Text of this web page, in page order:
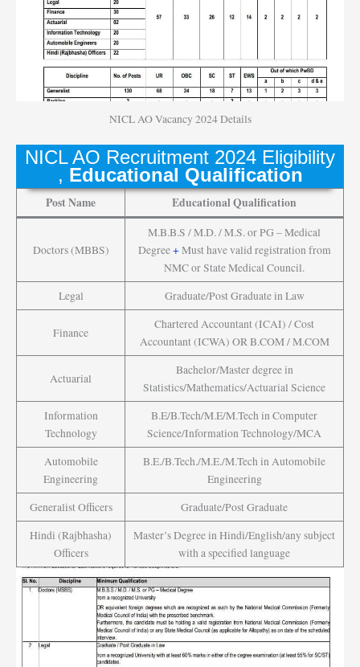
NICL AO Vacancy 2024 Details
NICL AO Recruitment 2024 Eligibility
, Educational Qualification
Post Name Educational Qualification
Doctors (MBBS)
M.B.B.S / M.D. / M.S. or PG – Medical
Degree+Must have valid registration from
NMC or State Medical Council.
Legal
Graduate/Post Graduate in Law
Finance
Chartered Accountant (ICAI) / Cost
Accountant (ICWA) OR B.COM / M.COM
Actuarial
Bachelor/Master degree in
Statistics/Mathematics/Actuarial Science
Information
Technology
B.E/B.Tech/M.E/M.Tech in Computer
Science/Information Technology/MCA
Automobile
Engineering
B.E./B.Tech./M.E./M.Tech in Automobile
Engineering
Generalist Officers
Graduate/Post Graduate
Hindi (Rajbhasha)
Officers
Master’s Degree in Hindi/English/any subject
with a specified language